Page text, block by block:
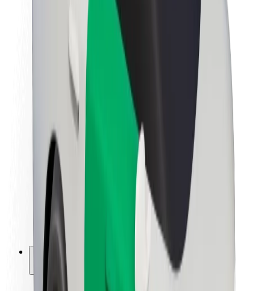
Apie „Bolt“
„Bolt“ tvarumo politika
Projektas „Zero“
Tinklaraštis
Naujienų centras
Prekių ženklo gairės
Misija
Investuotojams
Vadovybė
Prekės ženklas
Žiniasklaidai
„Urban Fund“
Saugumas
Keleivių saugumas